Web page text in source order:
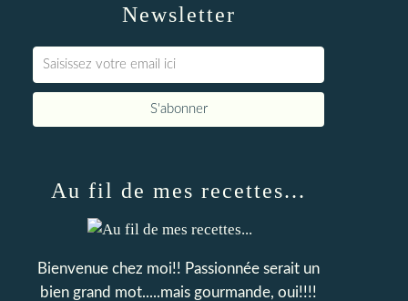
Newsletter
Au fil de mes recettes...
Bienvenue chez moi!! Passionnée serait un
bien grand mot.....mais gourmande, oui!!!!